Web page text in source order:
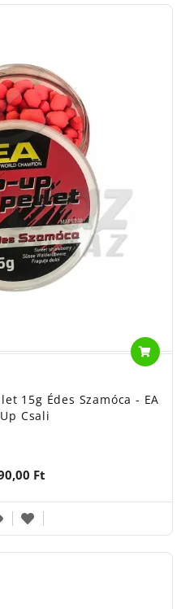
15g Édes Szamóca - EA
Csali
Ft